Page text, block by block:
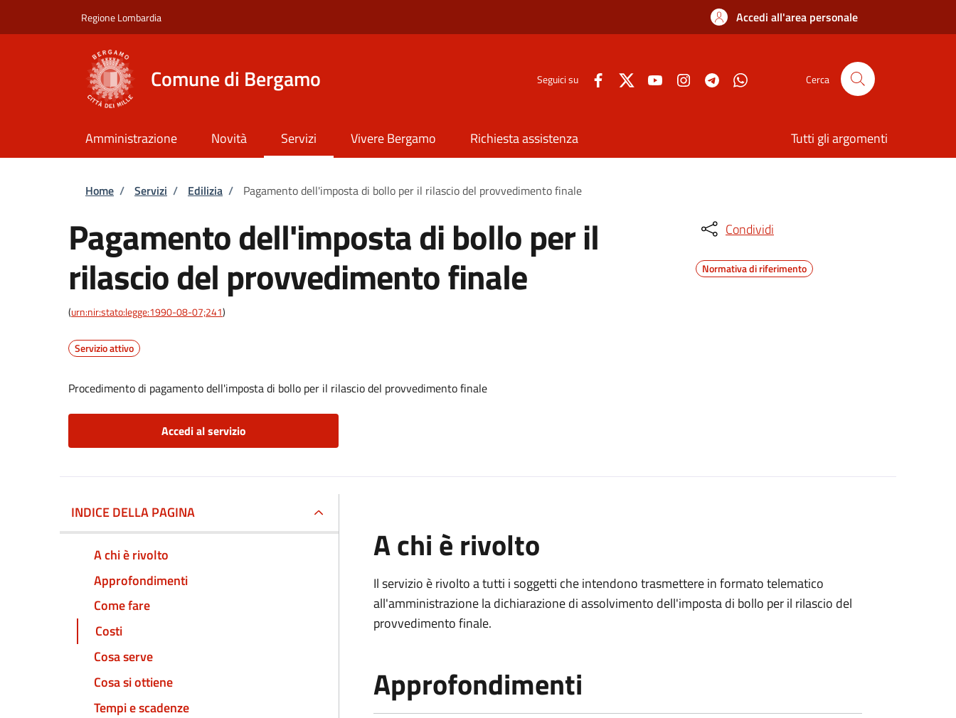
Regione Lombardia Accedi all'area personale
Comune di Bergamo Seguici su Cerca
Amministrazione Novità Servizi Vivere Bergamo Richiesta assistenza Tutti gli argomenti
Briciole di pane
Home / Servizi / Edilizia / Pagamento dell'imposta di bollo per il rilascio del provvedimento finale
Pagamento dell'imposta di bollo per il
rilascio del provvedimento finale
(urn:nir:stato:legge:1990-08-07;241)
Servizio attivo
Procedimento di pagamento dell'imposta di bollo per il rilascio del provvedimento finale
Accedi al servizio
Condividi
Normativa di riferimento
INDICE DELLA PAGINA
A chi è rivolto
Approfondimenti
Come fare
Costi
Cosa serve
Cosa si ottiene
Tempi e scadenze
A chi è rivolto
Il servizio è rivolto a tutti i soggetti che intendono trasmettere in formato telematico
all'amministrazione la dichiarazione di assolvimento dell'imposta di bollo per il rilascio del
provvedimento finale.
Approfondimenti